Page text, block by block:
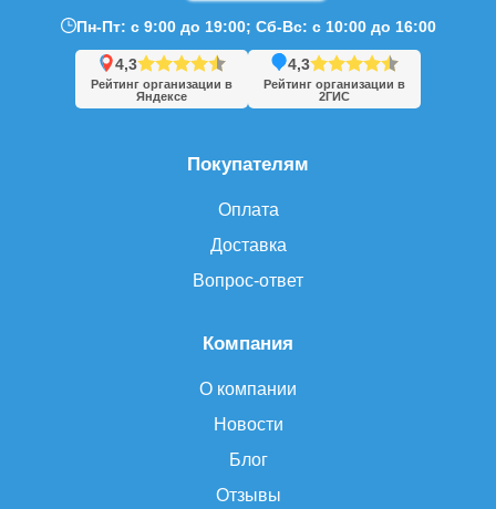
Компания
О компании
Новости
Блог
Отзывы
Покупателям
Оплата
Доставка
Вопрос-ответ
Пн-Пт: с 9:00 до 19:00; Сб-Вс: с 10:00 до 16:00
4,3
Рейтинг организации в
Яндексе
4,3
Рейтинг организации в
2ГИС